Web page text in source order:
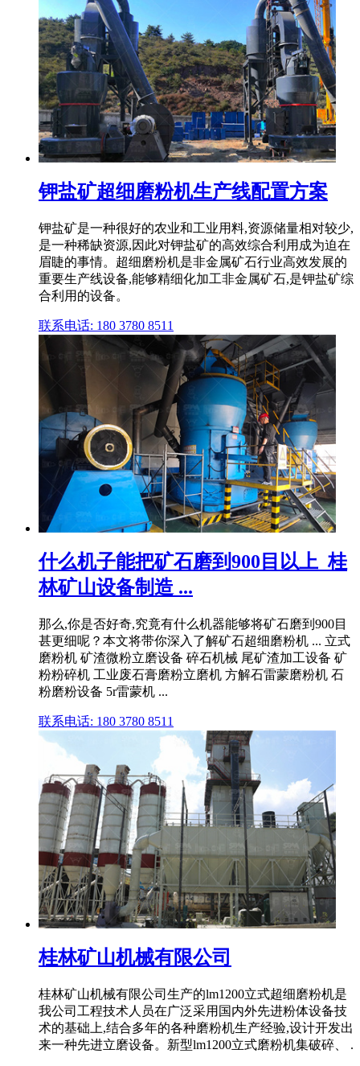
钾盐矿超细磨粉机生产线配置方案
钾盐矿是一种很好的农业和工业用料,资源储量相对较少,
是一种稀缺资源,因此对钾盐矿的高效综合利用成为迫在
眉睫的事情。超细磨粉机是非金属矿石行业高效发展的
重要生产线设备,能够精细化加工非金属矿石,是钾盐矿综
合利用的设备。
联系电话: 180 3780 8511
什么机子能把矿石磨到900目以上_桂
林矿山设备制造 ...
那么,你是否好奇,究竟有什么机器能够将矿石磨到900目
甚更细呢？本文将带你深入了解矿石超细磨粉机 ... 立式
磨粉机 矿渣微粉立磨设备 碎石机械 尾矿渣加工设备 矿
粉粉碎机 工业废石膏磨粉立磨机 方解石雷蒙磨粉机 石
粉磨粉设备 5r雷蒙机 ...
联系电话: 180 3780 8511
桂林矿山机械有限公司
桂林矿山机械有限公司生产的lm1200立式超细磨粉机是
我公司工程技术人员在广泛采用国内外先进粉体设备技
术的基础上,结合多年的各种磨粉机生产经验,设计开发出
来一种先进立磨设备。新型lm1200立式磨粉机集破碎、 .